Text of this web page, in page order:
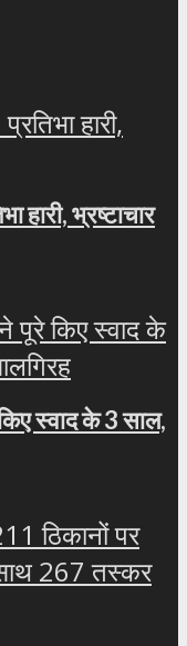
हारी, भ्रष्टाचार
स्वाद के 3 साल,